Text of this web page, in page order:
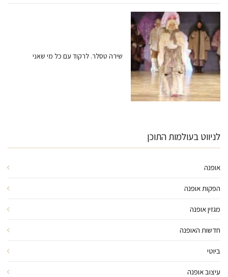
שירה טסלר. לרקוד עם כל מי שאני
לניווט בעולמות התוכן
אופנה
הפקות אופנה
מגזין אופנה
חדשות האופנה
ביוטי
עיצוב אופנה